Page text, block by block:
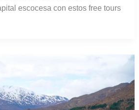
escocesa con estos free tours